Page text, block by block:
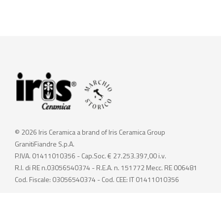
© 2026 Iris Ceramica a brand of Iris Ceramica Group
GranitiFiandre S.p.A.
P.IVA. 01411010356 - Cap.Soc. € 27.253.397,00 i.v.
R.I. di RE n.03056540374 - R.E.A. n. 151772 Mecc. RE 006481
Cod. Fiscale: 03056540374 - Cod. CEE: IT 01411010356